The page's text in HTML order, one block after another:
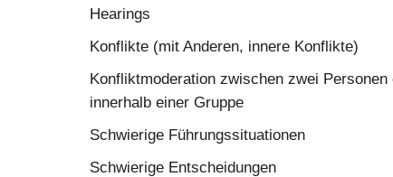
Hearings
Konflikte (mit Anderen, innere Konflikte)
Konfliktmoderation zwischen zwei Personen
innerhalb einer Gruppe
Schwierige Führungssituationen
Schwierige Entscheidungen